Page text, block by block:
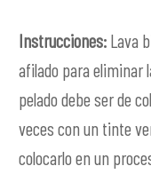
Instrucciones:Lava
afilado para eliminar
pelado debe ser de
veces con un tinte
colocarlo en un